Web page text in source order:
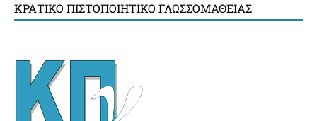
ΚΡΑΤΙΚΌ ΠΙΣΤΟΠΟΙΗΤΙΚΌ ΓΛΩΣΣΟΜΆΘΕΙΑΣ